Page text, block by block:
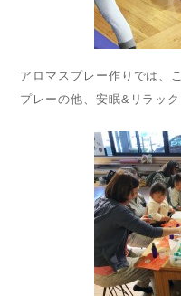
アロマスプレー作りでは、
プレーの他、安眠&リラッ